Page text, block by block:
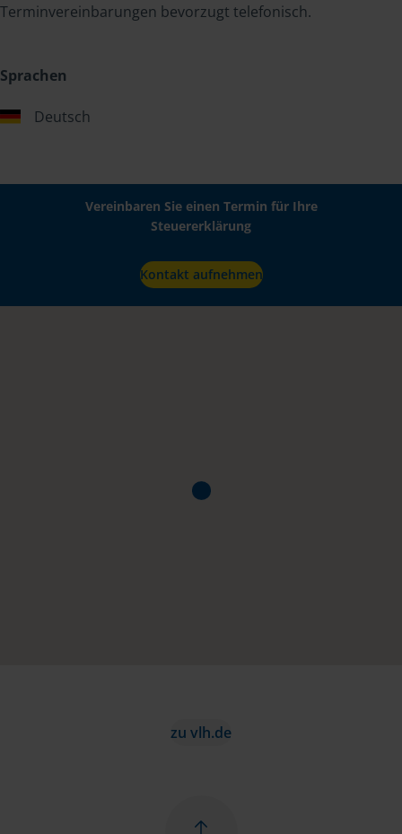
Terminvereinbarungen bevorzugt telefonisch.
Sprachen
Deutsch
Vereinbaren Sie einen Termin für Ihre
Steuererklärung
Kontakt aufnehmen
zu vlh.de